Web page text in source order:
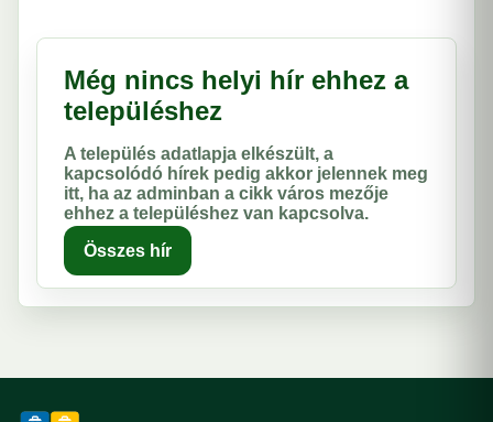
Még nincs helyi hír ehhez a
településhez
A település adatlapja elkészült, a
kapcsolódó hírek pedig akkor jelennek meg
itt, ha az adminban a cikk város mezője
ehhez a településhez van kapcsolva.
Összes hír